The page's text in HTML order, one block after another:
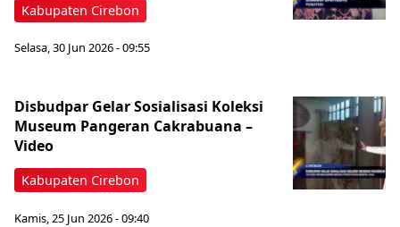
Kabupaten Cirebon
Selasa, 30 Jun 2026 - 09:55
Kabupaten Cirebon
Disbudpar Gelar Sosialisasi Koleksi
Museum Pangeran Cakrabuana –
Video
Kamis, 25 Jun 2026 - 09:40